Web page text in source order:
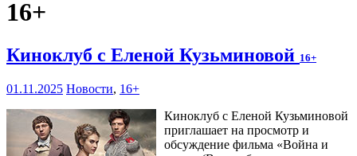
16+
Киноклуб с Еленой Кузьминовой 16+
01.11.2025 Новости, 16+
Киноклуб с Еленой Кузьминовой
приглашает на просмотр и
обсуждение фильма «Война и